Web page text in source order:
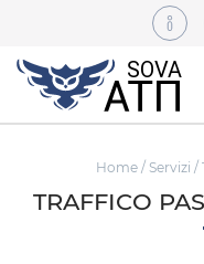
Home / Servizi /
TRAFFICO